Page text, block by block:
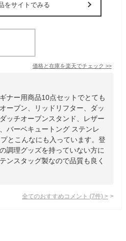
をサイトでみる
価格と在庫を楽天でチェック >>
ナー用商品10点セットでとても
ーブン、リッドリフター、ダッ
ッチオーブンスタンド、レザー
バーベキュートング ステンレ
とこんなにも入っています。登
調理グッズを持っていない方に
ンスタッグ製なので品質も良く
全てのおすすめコメント (7件) >